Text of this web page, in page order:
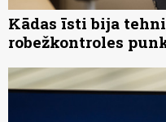
Kādas īsti bija
robežkontroles